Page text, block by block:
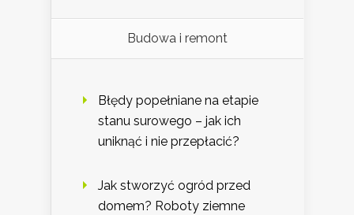
Budowa i remont
Błędy popełniane na etapie
stanu surowego – jak ich
uniknąć i nie przepłacić?
Jak stworzyć ogród przed
domem? Roboty ziemne